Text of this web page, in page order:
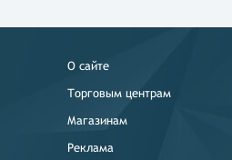
О сайте
Торговым центрам
Магазинам
Реклама